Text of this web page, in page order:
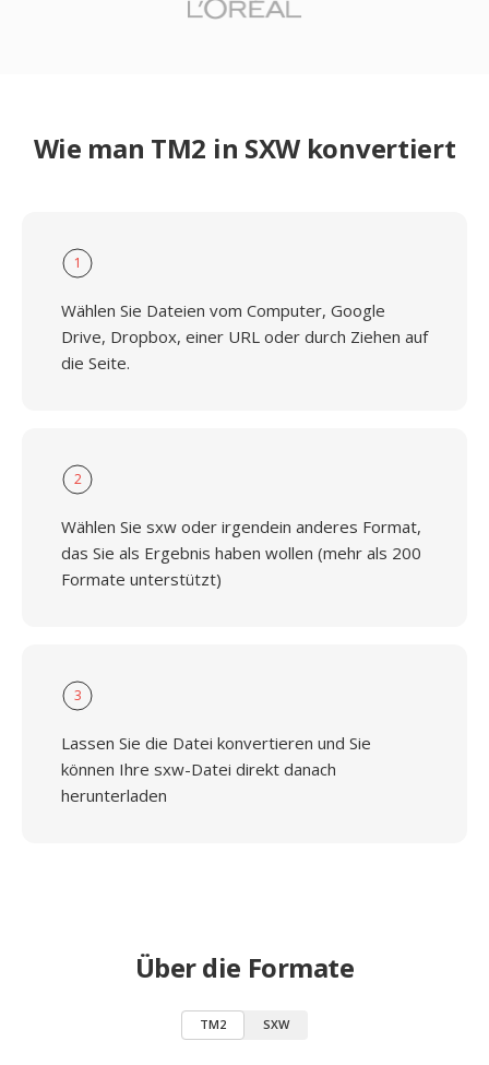
Wie man TM2 in SXW konvertiert
1
Wählen Sie Dateien vom Computer, Google
Drive, Dropbox, einer URL oder durch Ziehen auf
die Seite.
2
Wählen Sie sxw oder irgendein anderes Format,
das Sie als Ergebnis haben wollen (mehr als 200
Formate unterstützt)
3
Lassen Sie die Datei konvertieren und Sie
können Ihre sxw-Datei direkt danach
herunterladen
Über die Formate
TM2 SXW